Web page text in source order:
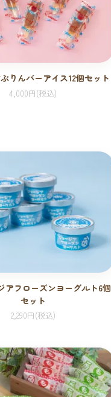
りんバーアイス12個セット
4,000円(税込)
アフローズンヨーグルト6個
セット
2,290円(税込)